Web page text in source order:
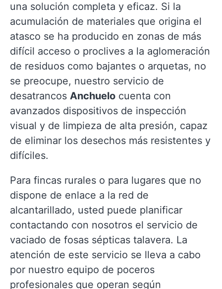
una solución completa y eficaz. Si la
acumulación de materiales que origina el
atasco se ha producido en zonas de más
difícil acceso o proclives a la aglomeración
de residuos como bajantes o arquetas, no
se preocupe, nuestro servicio de
desatrancos Anchuelo cuenta con
avanzados dispositivos de inspección
visual y de limpieza de alta presión, capaz
de eliminar los desechos más resistentes y
difíciles.
Para fincas rurales o para lugares que no
dispone de enlace a la red de
alcantarillado, usted puede planificar
contactando con nosotros el servicio de
vaciado de fosas sépticas talavera. La
atención de este servicio se lleva a cabo
por nuestro equipo de poceros
profesionales que operan según